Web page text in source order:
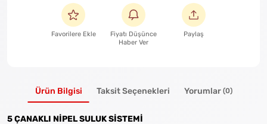
Favorilere Ekle
Fiyatı Düşünce
Haber Ver
Paylaş
Ürün Bilgisi Taksit Seçenekleri Yorumlar (0)
5 ÇANAKLI NİPEL SULUK SİSTEMİ